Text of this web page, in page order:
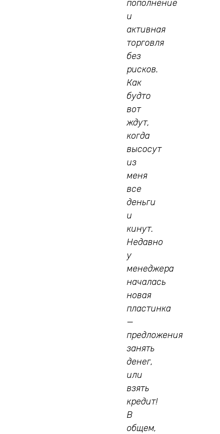
пополнение
и
активная
торговля
без
рисков.
Как
будто
вот
ждут,
когда
высосут
из
меня
все
деньги
и
кинут.
Недавно
у
менеджера
началась
новая
пластинка
—
предложения
занять
денег,
или
взять
кредит!
В
общем,